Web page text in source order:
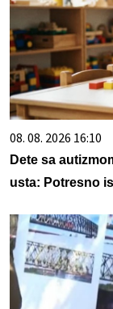
08. 08. 2026 16:10
Dete sa
usta: Potresno